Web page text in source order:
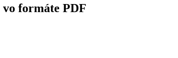
formáte PDF